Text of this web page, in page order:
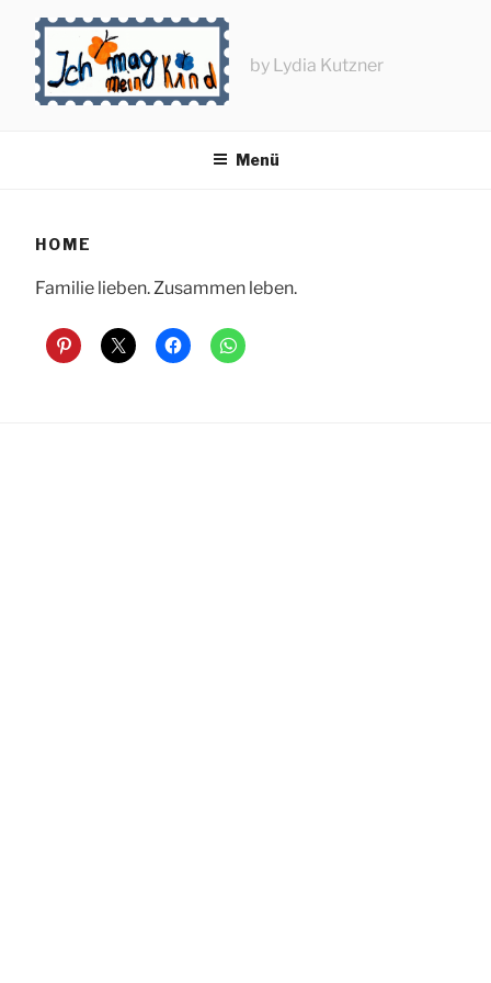
Inhalt
springen
by Lydia Kutzner
Menü
HOME
Familie lieben. Zusammen leben.